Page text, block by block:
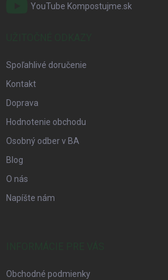
YouTube Kompostujme.sk
Spoľahlivé doručenie
Kontakt
Doprava
Hodnotenie obchodu
Osobný odber v BA
Blog
O nás
Napíšte nám
Obchodné podmienky